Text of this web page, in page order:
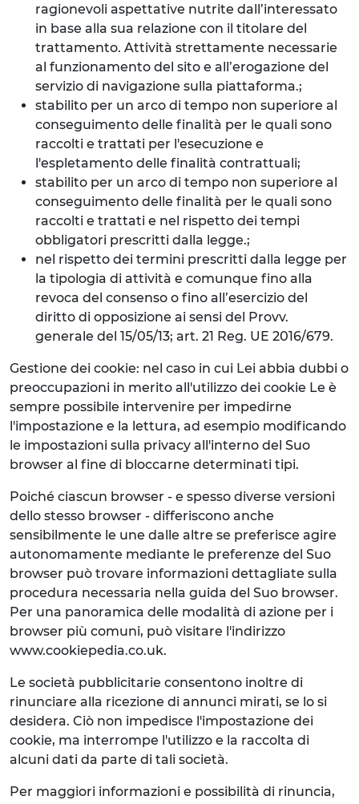
ragionevoli aspettative nutrite dall’interessato
in base alla sua relazione con il titolare del
trattamento. Attività strettamente necessarie
al funzionamento del sito e all’erogazione del
servizio di navigazione sulla piattaforma.;
stabilito per un arco di tempo non superiore al
conseguimento delle finalità per le quali sono
raccolti e trattati per l'esecuzione e
l'espletamento delle finalità contrattuali;
stabilito per un arco di tempo non superiore al
conseguimento delle finalità per le quali sono
raccolti e trattati e nel rispetto dei tempi
obbligatori prescritti dalla legge.;
nel rispetto dei termini prescritti dalla legge per
la tipologia di attività e comunque fino alla
revoca del consenso o fino all’esercizio del
diritto di opposizione ai sensi del Provv.
generale del 15/05/13; art. 21 Reg. UE 2016/679.
Gestione dei cookie: nel caso in cui Lei abbia dubbi o
preoccupazioni in merito all'utilizzo dei cookie Le è
sempre possibile intervenire per impedirne
l'impostazione e la lettura, ad esempio modificando
le impostazioni sulla privacy all'interno del Suo
browser al fine di bloccarne determinati tipi.
Poiché ciascun browser - e spesso diverse versioni
dello stesso browser - differiscono anche
sensibilmente le une dalle altre se preferisce agire
autonomamente mediante le preferenze del Suo
browser può trovare informazioni dettagliate sulla
procedura necessaria nella guida del Suo browser.
Per una panoramica delle modalità di azione per i
browser più comuni, può visitare l'indirizzo
www.cookiepedia.co.uk.
Le società pubblicitarie consentono inoltre di
rinunciare alla ricezione di annunci mirati, se lo si
desidera. Ciò non impedisce l'impostazione dei
cookie, ma interrompe l'utilizzo e la raccolta di
alcuni dati da parte di tali società.
Per maggiori informazioni e possibilità di rinuncia,